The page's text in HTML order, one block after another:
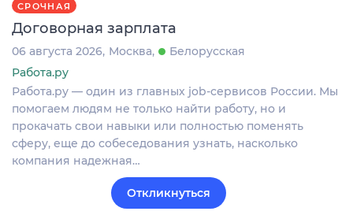
СРОЧНАЯ
Договорная зарплата
06 августа 2026 Москва
Белорусская
Работа.ру
Работа.ру — один из главных job-сервисов России. Мы
помогаем людям не только найти работу, но и
прокачать свои навыки или полностью поменять
сферу, еще до собеседования узнать, насколько
компания надежная…
Откликнуться